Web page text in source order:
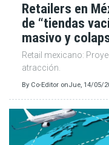
Retailers en
de “tiendas
masivo y
Retail mexicano:
atracción.
By Co-Editor onJue, 14/05/